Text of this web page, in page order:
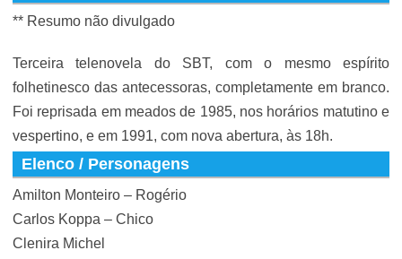
** Resumo não divulgado
Terceira telenovela do SBT, com o mesmo espírito
folhetinesco das antecessoras, completamente em branco.
Foi reprisada em meados de 1985, nos horários matutino e
vespertino, e em 1991, com nova abertura, às 18h.
Elenco / Personagens
Amilton Monteiro – Rogério
Carlos Koppa – Chico
Clenira Michel